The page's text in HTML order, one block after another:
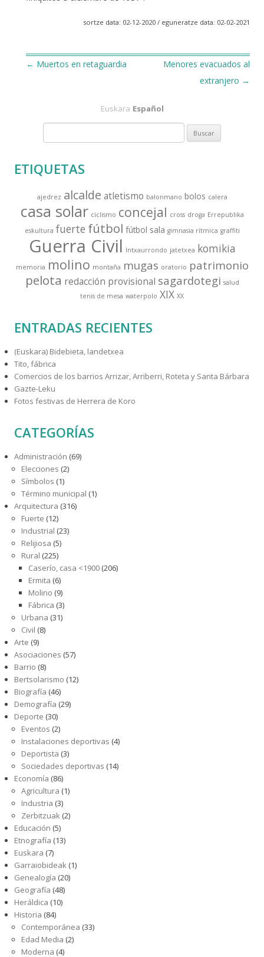
sortze data: 02-12-2020 / eguneratze data: 02-02-2021
Navegación
entradas
← Muertos en retaguardia
Menores evacuados al
extranjero →
Euskara Español
cETIQUETAS
ajedrez alcalde atletismo balonmano bolos calera
casa solar ciclismo concejal cross droga Errepublika
eskultura fuerte fútbol fútbol sala gimnasia rítmica graffiti
Guerra Civil Intxaurrondo jatetxea komikia
memoria molino montaña mugas oratorio patrimonio
pelota redacción provisional sagardotegi salud
tenis de mesa waterpolo XIX XX
ENTRADAS RECIENTES
(Euskara) Bidebieta, landetxea
Tito, fábrica
Comercios de los barrios Arrizar, Arriberri, Roteta y Santa Bárbara
Gazte-Leku
Fotos festivas de Herrera de Koro
CATEGORÍAS
Administración (69)
Elecciones (2)
Símbolos (1)
Término municipal (1)
Arquitectura (316)
Fuerte (12)
Industrial (23)
Relijiosa (5)
Rural (225)
Caserío, casa <1900 (206)
Ermita (6)
Molino (9)
Fábrica (3)
Urbana (31)
Civil (8)
Arte (9)
Asociaciones (57)
Barrio (8)
Bertsolarismo (12)
Biografía (46)
Demografía (29)
Deporte (30)
Eventos (2)
Instalaciones deportivas (4)
Deportista (3)
Sociedades deportivas (14)
Economía (86)
Agricultura (1)
Industria (3)
Zerbitzuak (2)
Educación (5)
Etnografía (13)
Euskara (7)
Garraiobideak (1)
Genealogía (20)
Geografía (48)
Heráldica (10)
Historia (84)
Contemporánea (33)
Edad Media (2)
Moderna (4)